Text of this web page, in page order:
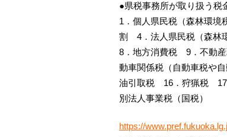
●県税事務所が取り扱う税
1．個人県民税（森林環
割 4．法人県民税（森
8．地方消費税 9．不動
動車関係税（自動車税や
油引取税 16．狩猟税 17
別法人事業税（国税）
https://